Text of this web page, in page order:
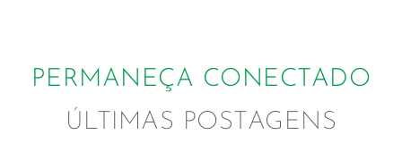
PERMANEÇA CONECTADO
ÚLTIMAS POSTAGENS